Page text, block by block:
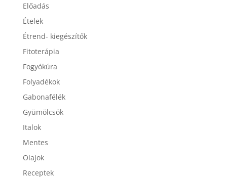
Előadás
Ételek
Étrend- kiegészítők
Fitoterápia
Fogyókúra
Folyadékok
Gabonafélék
Gyümölcsök
Italok
Mentes
Olajok
Receptek